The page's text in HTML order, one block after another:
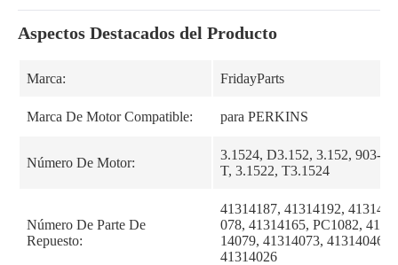
Aspectos Destacados del Producto
Marca: FridayParts
Marca De Motor Compatible: para PERKINS
Número De Motor:
3.1524, D3.152, 3.152, 903-
T, 3.1522, T3.1524
Número De Parte De
Repuesto:
41314187, 41314192,
078, 41314165, PC1082,
14079, 41314073, 41314046,
41314026